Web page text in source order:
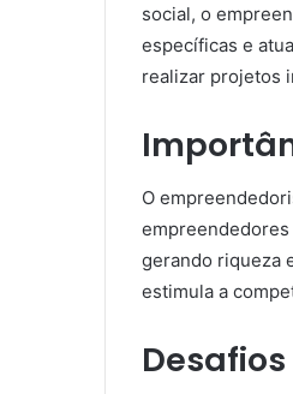
social, o
específicas e
realizar projetos
O
gerando riqueza
estimula a